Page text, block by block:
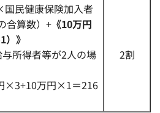
国民健康保険加入者
合算数）+ 《10万円
》
与所得者等が2人の場
×3+10万円×1＝216
2割